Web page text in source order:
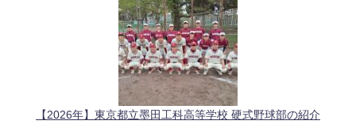
【2026年】東京都立墨田工科高等学校 硬式野球部の紹介